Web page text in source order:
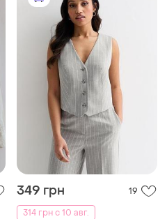
349 грн
19
314 грн с 10 авг.